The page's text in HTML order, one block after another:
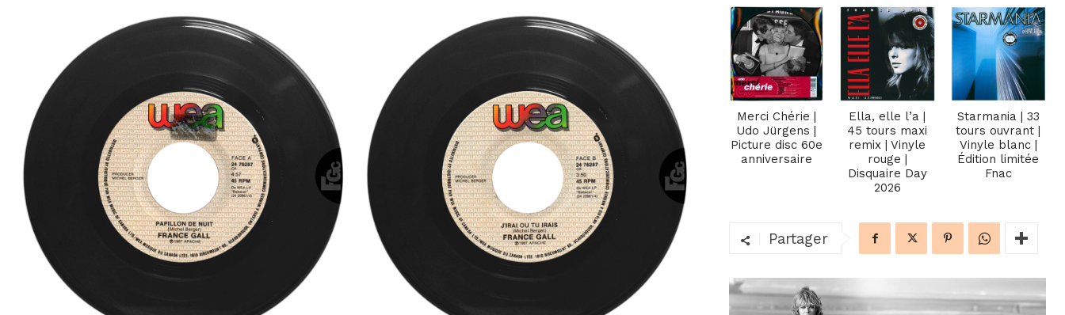
Merci Chérie |
Udo Jürgens |
Picture disc 60e
anniversaire
Ella, elle l’a |
45 tours maxi
remix | Vinyle
rouge |
Disquaire Day
2026
Starmania | 33
tours ouvrant |
Vinyle blanc |
Édition limitée
Fnac
Partager